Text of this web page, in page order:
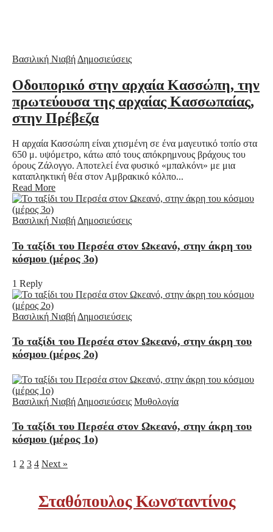
Βασιλική Νιαβή Δημοσιεύσεις
Οδοιπορικό στην αρχαία Κασσώπη, την
πρωτεύουσα της αρχαίας Κασσωπαίας,
στην Πρέβεζα
Η αρχαία Κασσώπη είναι χτισμένη σε ένα μαγευτικό τοπίο στα
650 μ. υψόμετρο, κάτω από τους απόκρημνους βράχους του
όρους Ζάλογγο. Αποτελεί ένα φυσικό «μπαλκόνι» με μια
καταπληκτική θέα στον Αμβρακικό κόλπο...
Read More
Βασιλική ΝιαβήΔημοσιεύσεις
Το ταξίδι του Περσέα στον Ωκεανό, στην άκρη του
κόσμου (μέρος 3ο)
1 Reply
Βασιλική Νιαβή Δημοσιεύσεις
Το ταξίδι του Περσέα στον Ωκεανό, στην άκρη του
κόσμου (μέρος 2ο)
Βασιλική Νιαβή Δημοσιεύσεις Μυθολογία
Το ταξίδι του Περσέα στον Ωκεανό, στην άκρη του
κόσμου (μέρος 1ο)
1 2 3 4 Next »
Σταθόπουλος Κωνσταντίνος